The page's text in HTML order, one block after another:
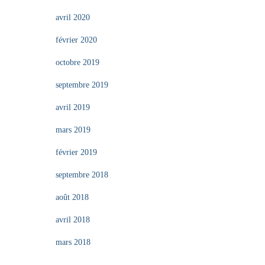
avril 2020
février 2020
octobre 2019
septembre 2019
avril 2019
mars 2019
février 2019
septembre 2018
août 2018
avril 2018
mars 2018